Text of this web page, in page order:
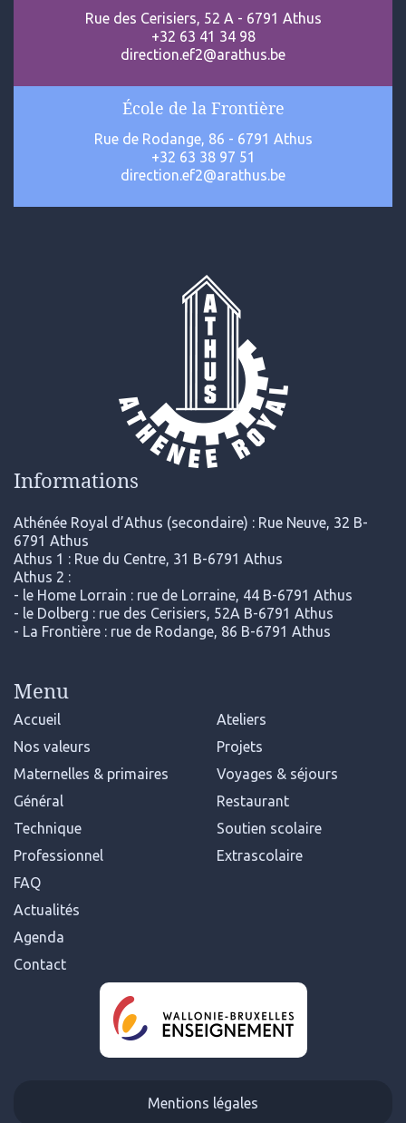
Rue des Cerisiers, 52 A - 6791 Athus
+32 63 41 34 98
direction.ef2@arathus.be
École de la Frontière
Rue de Rodange, 86 - 6791 Athus
+32 63 38 97 51
direction.ef2@arathus.be
Informations
Athénée Royal d’Athus (secondaire) : Rue Neuve, 32 B-
6791 Athus
Athus 1 : Rue du Centre, 31 B-6791 Athus
Athus 2 :
- le Home Lorrain : rue de Lorraine, 44 B-6791 Athus
- le Dolberg : rue des Cerisiers, 52A B-6791 Athus
- La Frontière : rue de Rodange, 86 B-6791 Athus
Menu
Accueil
Nos valeurs
Maternelles & primaires
Général
Technique
Professionnel
FAQ
Actualités
Agenda
Contact
Ateliers
Projets
Voyages & séjours
Restaurant
Soutien scolaire
Extrascolaire
Mentions légales